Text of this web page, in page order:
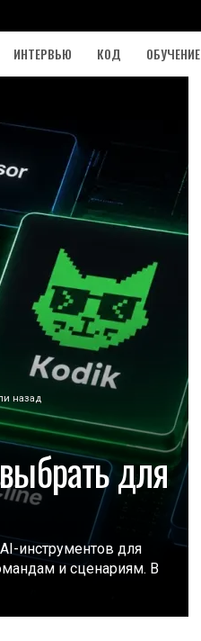
ИНТЕРВЬЮ КОД ОБУЧЕНИЕ
назад
для
инструментов для
и сценариям. В